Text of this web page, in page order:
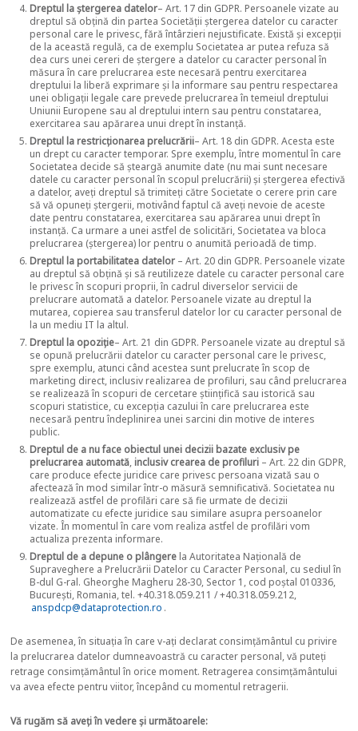
Dreptul la ștergerea datelor– Art. 17 din GDPR. Persoanele vizate au
dreptul să obțină din partea Societății ștergerea datelor cu caracter
personal care le privesc, fără întârzieri nejustificate. Există și excepții
de la această regulă, ca de exemplu Societatea ar putea refuza să
dea curs unei cereri de ștergere a datelor cu caracter personal în
măsura în care prelucrarea este necesară pentru exercitarea
dreptului la liberă exprimare și la informare sau pentru respectarea
unei obligații legale care prevede prelucrarea în temeiul dreptului
Uniunii Europene sau al dreptului intern sau pentru constatarea,
exercitarea sau apărarea unui drept în instanță.
Dreptul la restricționarea prelucrării– Art. 18 din GDPR. Acesta este
un drept cu caracter temporar. Spre exemplu, între momentul în care
Societatea decide să șteargă anumite date (nu mai sunt necesare
datele cu caracter personal în scopul prelucrării) și ștergerea efectivă
a datelor, aveți dreptul să trimiteți către Societate o cerere prin care
să vă opuneți ștergerii, motivând faptul că aveți nevoie de aceste
date pentru constatarea, exercitarea sau apărarea unui drept în
instanță. Ca urmare a unei astfel de solicitări, Societatea va bloca
prelucrarea (ștergerea) lor pentru o anumită perioadă de timp.
Dreptul la portabilitatea datelor – Art. 20 din GDPR. Persoanele vizate
au dreptul să obțină și să reutilizeze datele cu caracter personal care
le privesc în scopuri proprii, în cadrul diverselor servicii de
prelucrare automată a datelor. Persoanele vizate au dreptul la
mutarea, copierea sau transferul datelor lor cu caracter personal de
la un mediu IT la altul.
Dreptul la opoziție– Art. 21 din GDPR. Persoanele vizate au dreptul să
se opună prelucrării datelor cu caracter personal care le privesc,
spre exemplu, atunci când acestea sunt prelucrate în scop de
marketing direct, inclusiv realizarea de profiluri, sau când prelucrarea
se realizează în scopuri de cercetare științifică sau istorică sau
scopuri statistice, cu excepția cazului în care prelucrarea este
necesară pentru îndeplinirea unei sarcini din motive de interes
public.
Dreptul de a nu face obiectul unei decizii bazate exclusiv pe
prelucrarea automată, inclusiv crearea de profiluri – Art. 22 din GDPR,
care produce efecte juridice care privesc persoana vizată sau o
afectează în mod similar într-o măsură semnificativă. Societatea nu
realizează astfel de profilări care să fie urmate de decizii
automatizate cu efecte juridice sau similare asupra persoanelor
vizate. În momentul în care vom realiza astfel de profilări vom
actualiza prezenta informare.
Dreptul de a depune o plângere la Autoritatea Națională de
Supraveghere a Prelucrării Datelor cu Caracter Personal, cu sediul în
B-dul G-ral. Gheorghe Magheru 28-30, Sector 1, cod poștal 010336,
București, Romania, tel. +40.318.059.211 / +40.318.059.212,
anspdcp@dataprotection.ro .
De asemenea, în situația în care v-ați declarat consimțământul cu privire
la prelucrarea datelor dumneavoastră cu caracter personal, vă puteți
retrage consimțământul în orice moment. Retragerea consimțământului
va avea efecte pentru viitor, începând cu momentul retragerii.
Vă rugăm să aveți în vedere și următoarele: